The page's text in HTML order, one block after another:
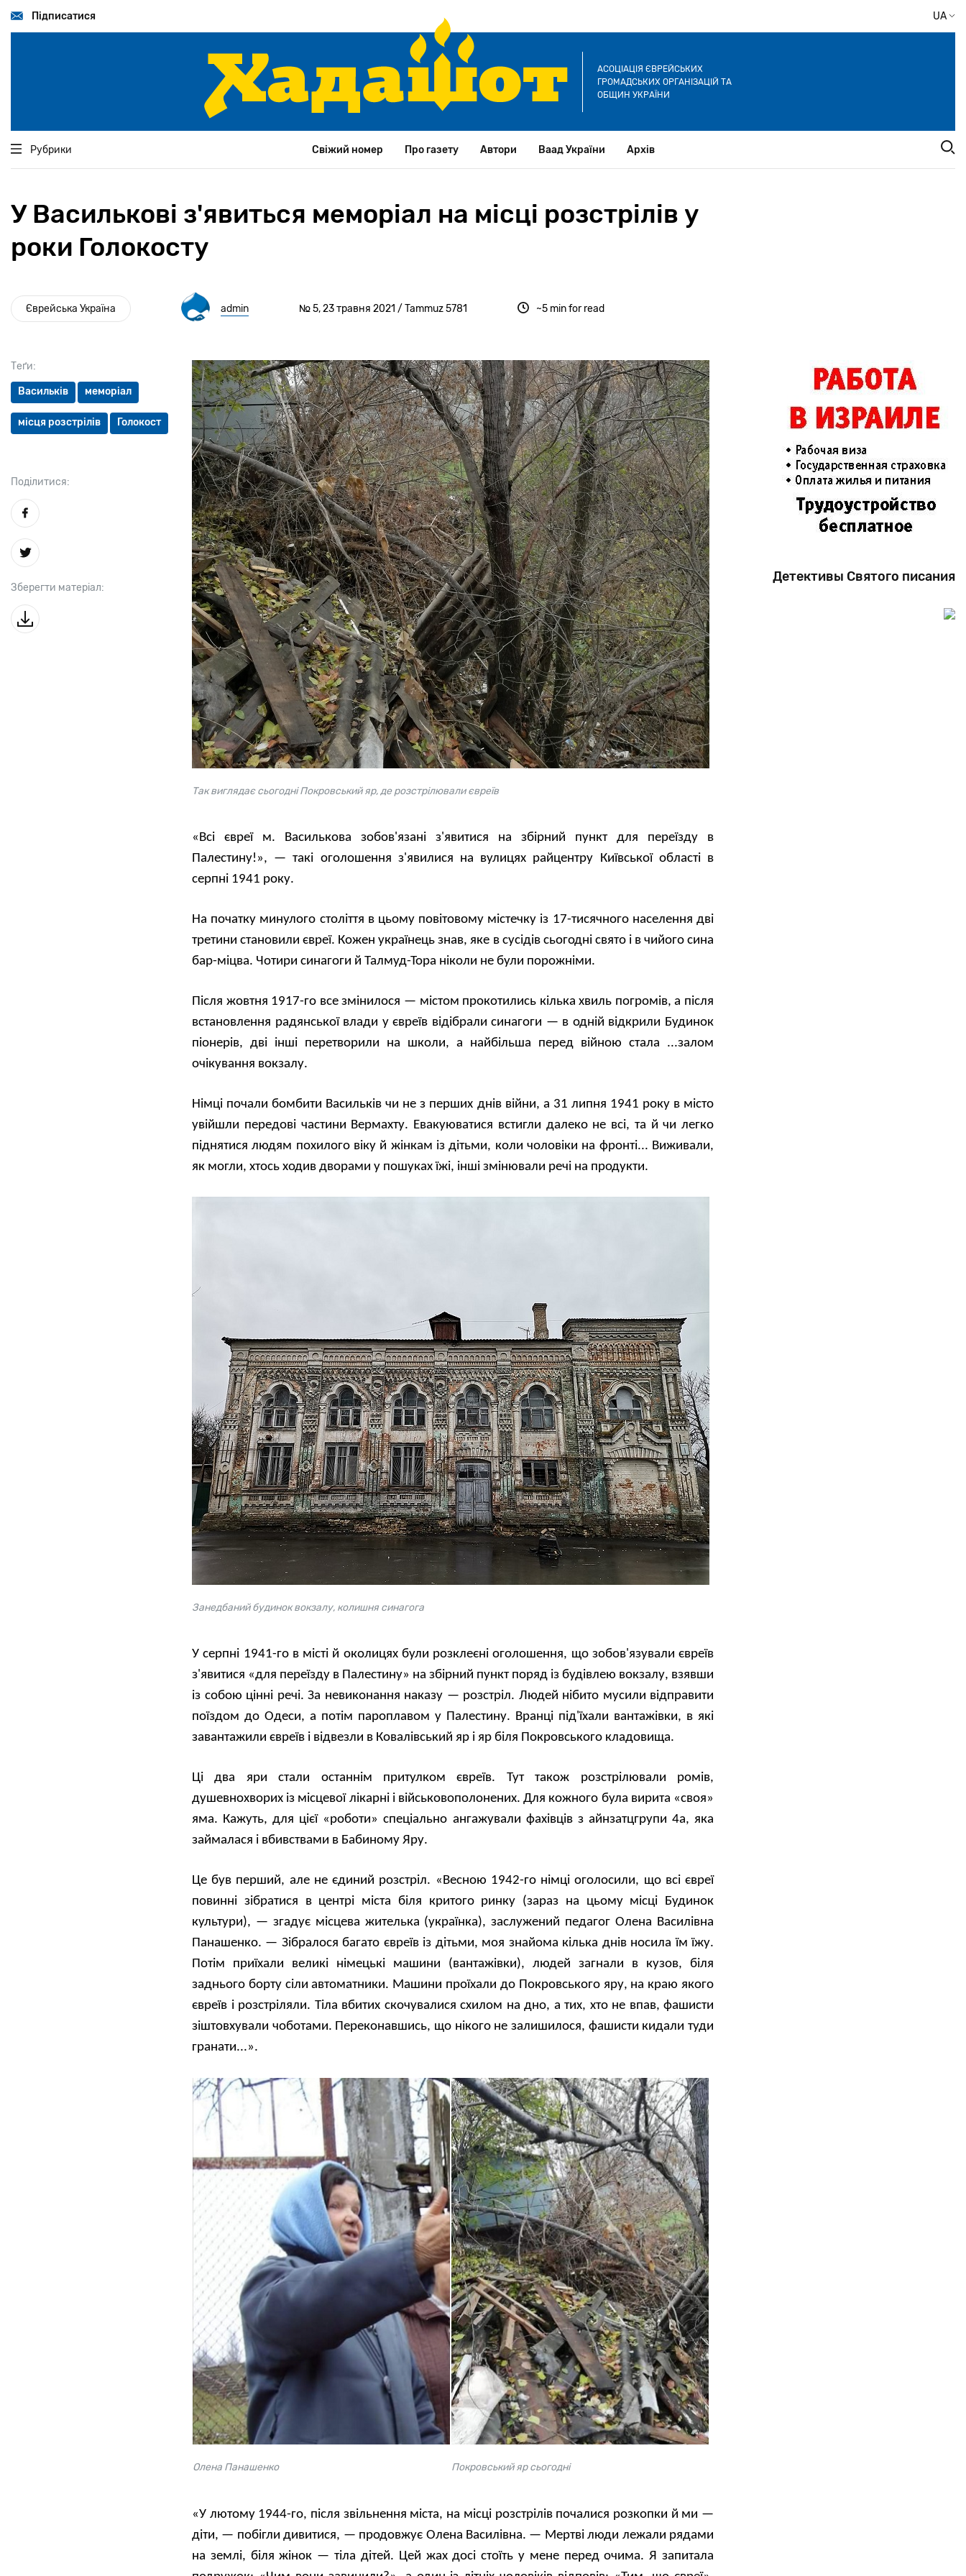
основногоПідписатися UA
АСОЦІАЦІЯ ЄВРЕЙСЬКИХ
ГРОМАДСЬКИХ ОРГАНІЗАЦІЙ ТА
ОБЩИН УКРАЇНИ
Рубрики Свіжий номер Про газету Автори Ваад України Архів
У Василькові з'явиться меморіал на місці розстрілів у
роки Голокосту
Єврейська Україна admin № 5, 23 травня 2021 / Tammuz 5781 ~5 min for read
Теґи:
Васильків меморіал
місця розстрілів Голокост
Поділитися:
Зберегти матеріал:
Так виглядає сьогодні Покровський яр, де розстрілювали євреїв
«Всі євреї м. Василькова зобов'язані з'явитися на збірний пункт для переїзду в
Палестину!», — такі оголошення з'явилися на вулицях райцентру Київської області в
серпні 1941 року.
На початку минулого століття в цьому повітовому містечку із 17-тисячного населення дві
третини становили євреї. Кожен українець знав, яке в сусідів сьогодні свято і в чийого сина
бар-міцва. Чотири синагоги й Талмуд-Тора ніколи не були порожніми.
Після жовтня 1917-го все змінилося — містом прокотились кілька хвиль погромів, а після
встановлення радянської влади у євреїв відібрали синагоги — в одній відкрили Будинок
піонерів, дві інші перетворили на школи, а найбільша перед війною стала ...залом
очікування вокзалу.
Німці почали бомбити Васильків чи не з перших днів війни, а 31 липня 1941 року в місто
увійшли передові частини Вермахту. Евакуюватися встигли далеко не всі, та й чи легко
піднятися людям похилого віку й жінкам із дітьми, коли чоловіки на фронті... Виживали,
як могли, хтось ходив дворами у пошуках їжі, інші змінювали речі на продукти.
Занедбаний будинок вокзалу, колишня синагога
У серпні 1941-го в місті й околицях були розклеєні оголошення, що зобов'язували євреїв
з'явитися «для переїзду в Палестину» на збірний пункт поряд із будівлею вокзалу, взявши
із собою цінні речі. За невиконання наказу — розстріл. Людей нібито мусили відправити
поїздом до Одеси, а потім пароплавом у Палестину. Вранці під'їхали вантажівки, в які
завантажили євреїв і відвезли в Ковалівський яр і яр біля Покровського кладовища.
Ці два яри стали останнім притулком євреїв. Тут також розстрілювали ромів,
душевнохворих із місцевої лікарні і військовополонених. Для кожного була вирита «своя»
яма. Кажуть, для цієї «роботи» спеціально ангажували фахівців з айнзатцгрупи 4а, яка
займалася і вбивствами в Бабиному Яру.
Це був перший, але не єдиний розстріл. «Весною 1942-го німці оголосили, що всі євреї
повинні зібратися в центрі міста біля критого ринку (зараз на цьому місці Будинок
культури), — згадує місцева жителька (українка), заслужений педагог Олена Василівна
Панашенко. — Зібралося багато євреїв із дітьми, моя знайома кілька днів носила їм їжу.
Потім приїхали великі німецькі машини (вантажівки), людей загнали в кузов, біля
заднього борту сіли автоматники. Машини проїхали до Покровського яру, на краю якого
євреїв і розстріляли. Тіла вбитих скочувалися схилом на дно, а тих, хто не впав, фашисти
зіштовхували чоботами. Переконавшись, що нікого не залишилося, фашисти кидали туди
гранати...».
Олена Панашенко Покровський яр сьогодні
«У лютому 1944-го, після звільнення міста, на місці розстрілів почалися розкопки й ми —
діти, — побігли дивитися, — продовжує Олена Василівна. — Мертві люди лежали рядами
на землі, біля жінок — тіла дітей. Цей жах досі стоїть у мене перед очима. Я запитала
Детективы Святого писания